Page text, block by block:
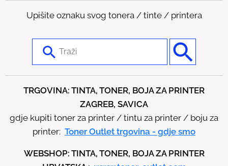
Upišite oznaku svog tonera / tinte / printera
t
a
TRGOVINA: TINTA, TONER, BOJA ZA PRINTER
ZAGREB, SAVICA
gdje kupiti toner za printer / tintu za printer / boju za
printer: Toner Outlet trgovina - gdje smo
WEBSHOP: TINTA, TONER, BOJA ZA PRINTER